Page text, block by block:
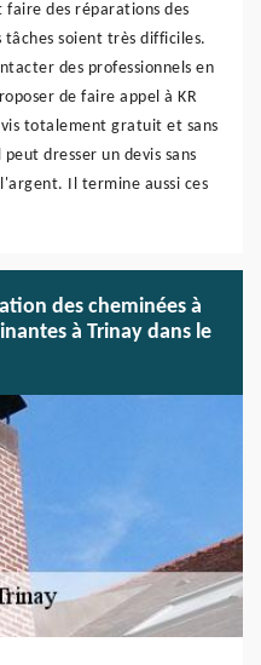
faire des réparations des
tâches soient très difficiles.
des professionnels en
de faire appel à KR
totalement gratuit et sans
dresser un devis sans
Il termine aussi ces
des cheminées à
à Trinay dans le